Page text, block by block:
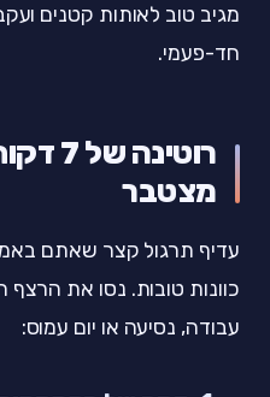
מגיב טוב לאותות קטנים
חד-פעמי.
מצטבר
עדיף תרגול קצר שאתם
כוונות טובות. נסו את הרצף
עבודה, נסיעה או יום עמוס: